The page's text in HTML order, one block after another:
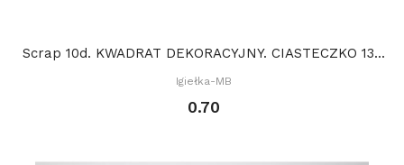
Scrap 10d. KWADRAT DEKORACYJNY. CIASTECZKO 13...
Igiełka-MB
0.70